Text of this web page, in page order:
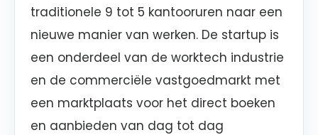
traditionele 9 tot 5 kantooruren naar een
nieuwe manier van werken. De startup is
een onderdeel van de worktech industrie
en de commerciële vastgoedmarkt met
een marktplaats voor het direct boeken
en aanbieden van dag tot dag